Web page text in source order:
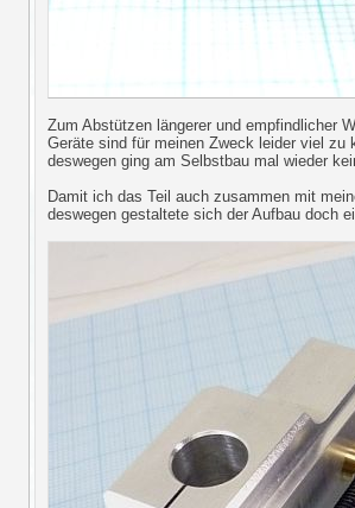
Zum Abstützen längerer und empfindlicher
Geräte sind für meinen Zweck leider viel zu
deswegen ging am Selbstbau mal wieder
Damit ich das Teil auch zusammen mit
deswegen gestaltete sich der Aufbau doch